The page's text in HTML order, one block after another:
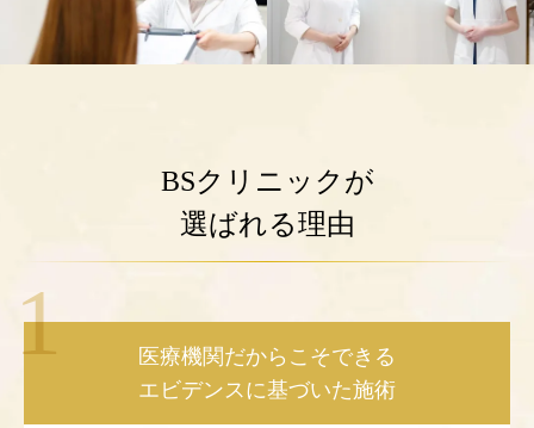
BSクリニックが
選ばれる理由
医療機関だからこそできる
エビデンスに基づいた施術